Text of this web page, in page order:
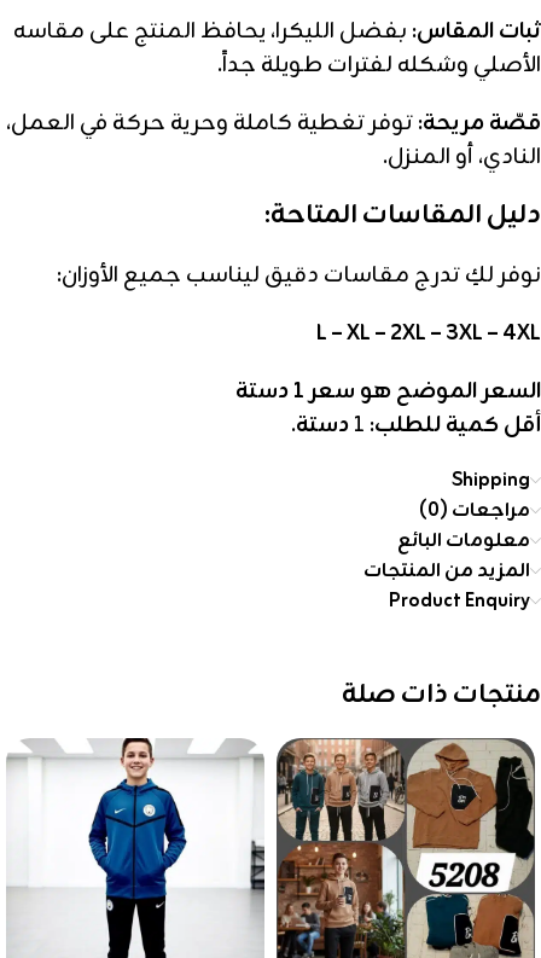
ثبات المقاس: بفضل الليكرا، يحافظ المنتج على مقاسه
الأصلي وشكله لفترات طويلة جداً.
قصّة مريحة:توفر تغطية كاملة وحرية حركة في العمل،
النادي، أو المنزل.
دليل المقاسات المتاحة:
نوفر لكِ تدرج مقاسات دقيق ليناسب جميع الأوزان:
L – XL – 2XL – 3XL – 4XL
السعر الموضح هو سعر 1 دستة
أقل كمية للطلب: دستة.
Shipping
مراجعات (0)
معلومات البائع
المزيد من المنتجات
Product Enquiry
منتجات ذات صلة